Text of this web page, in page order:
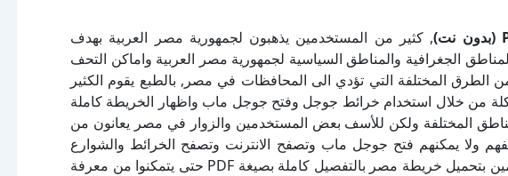
, كثير من المستخدمين يذهبون لجمهورية مصر العربية بهدف
الجغرافية والمناطق السياسية لجمهورية مصر العربية واماكن التحف
الطرق المختلفة التي تؤدي الى المحافظات في مصر, بالطبع يقوم الكثير
من خلال استخدام خرائط جوجل وفتح جوجل ماب واظهار الخريطة كاملة
المختلفة ولكن للأسف بعض المستخدمين والزوار في مصر يعانون من
ولا يمكنهم فتح جوجل ماب وتصفح الانترنت وتصفح الخرائط والشوارع
والمحافظات, لذلك يرغب المستخدمين بتحميل خريطة مصر بالتفصيل كاملة بصيغة PDF حتى يتمكنوا من معرفة